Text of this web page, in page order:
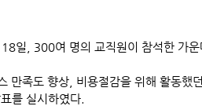
일, 300여 명의 교직원이 참석한 가
만족도 향상, 비용절감을 위해 활동했
를 실시하였다.